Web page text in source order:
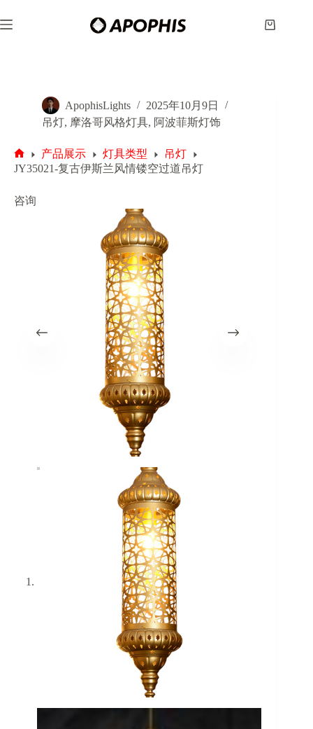
至
购
ApophisLights
2025年10月9日
吊灯, 摩洛哥风格灯具, 阿波菲斯灯饰
首
产品展示 灯具类型
吊灯
JY35021-复古伊斯兰风情镂空过道吊灯
咨询